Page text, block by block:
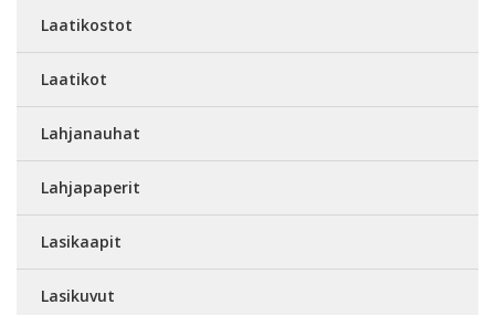
Laatikostot
Laatikot
Lahjanauhat
Lahjapaperit
Lasikaapit
Lasikuvut